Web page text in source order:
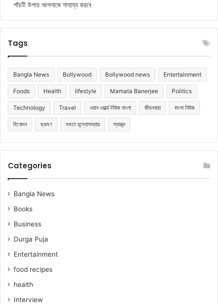
পাঁচটি উপায় আপনাকে সাহায্য করবে
Tags
Bangla News Bollywood Bollywood news Entertainment
Foods Health lifestyle Mamata Banerjee Politics
Technology Travel ওয়ান ওয়ার্ল্ড নিউজ বাংলা জীবনধারা বাংলা নিউজ
বিনোদন ভ্রমণ মমতা বন্দ্যোপাধ্যায় স্বাস্থ্য
Categories
Bangla News
Books
Business
Durga Puja
Entertainment
food recipes
health
Interview